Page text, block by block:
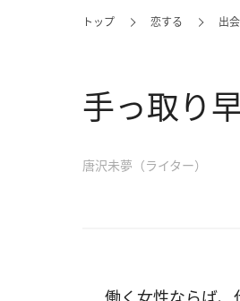
トップ 恋する 出
手っ取り
唐沢未夢（ライター）